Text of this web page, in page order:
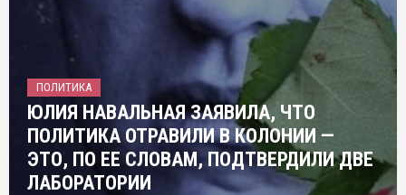
ПОЛИТИКА
ЮЛИЯ НАВАЛЬНАЯ ЗАЯВИЛА, ЧТО
ПОЛИТИКА ОТРАВИЛИ В КОЛОНИИ —
ЭТО, ПО ЕЕ СЛОВАМ, ПОДТВЕРДИЛИ ДВЕ
ЛАБОРАТОРИИ